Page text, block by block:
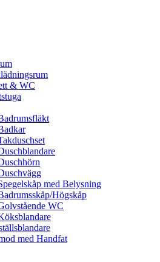
& WC
med Belysning
Högskåp
WC
med Handfat